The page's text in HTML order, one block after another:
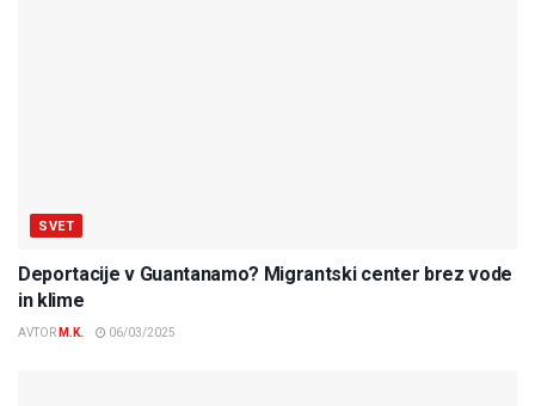
SVET
Deportacije v Guantanamo? Migrantski center brez vode
in klime
AVTOR M.K. 06/03/2025